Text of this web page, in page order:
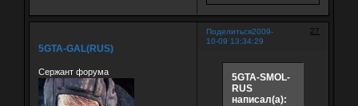
Поделиться 27
2009-
10-09 13:34:29
5GTA-GAL(RUS)
Сержант форума
5GTA-SMOL-
RUS
написал(а):